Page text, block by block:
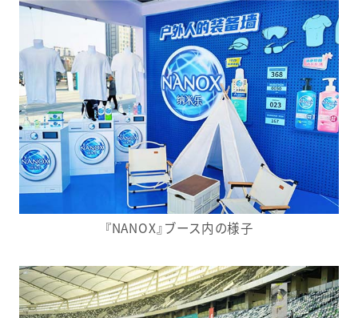
『NANOX』ブース内の様子